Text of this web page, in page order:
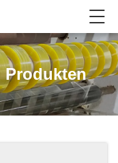
Produkten